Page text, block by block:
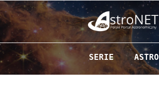
Przejdź do zawartości
SERIE